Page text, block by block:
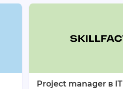
Project manager в IT